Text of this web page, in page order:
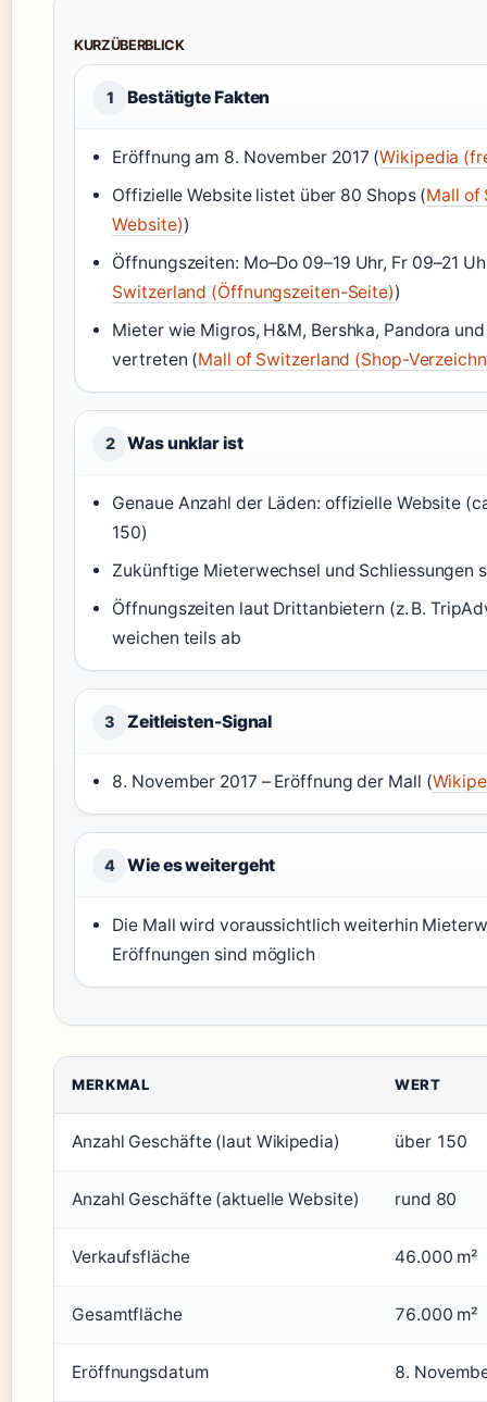
KURZÜBERBLICK
1 Bestätigte Fakten
Eröffnung am 8. November 2017 (Wikipedia
Offizielle Website listet über 80 Shops (Mall of
Website))
Öffnungszeiten: Mo–Do 09–19 Uhr, Fr 09–21
Switzerland (Öffnungszeiten-Seite))
Mieter wie Migros, H&M, Bershka, Pandora
vertreten (Mall of Switzerland (Shop-
2 Was unklar ist
Genaue Anzahl der Läden: offizielle Website
150)
Zukünftige Mieterwechsel und Schliessungen
Öffnungszeiten laut Drittanbietern (z. B.
weichen teils ab
3 Zeitleisten-Signal
8. November 2017 – Eröffnung der Mall (
4 Wie es weitergeht
Die Mall wird voraussichtlich weiterhin
Eröffnungen sind möglich
Wichtige Kennzahlen der Mall of Switzerland
MERKMAL WERT
Anzahl Geschäfte (laut Wikipedia) über 150
Anzahl Geschäfte (aktuelle Website) rund 80
Verkaufsfläche 46.000 m²
Gesamtfläche 76.000 m²
Eröffnungsdatum 8.